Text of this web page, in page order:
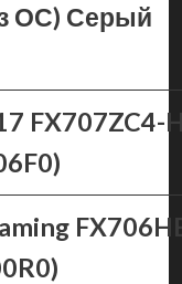
ОС) Серый
FX707ZC4-